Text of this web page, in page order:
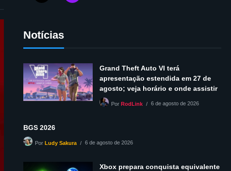
Notícias
Grand Theft Auto VI terá
apresentação estendida em 27 de
agosto; veja horário e onde assistir
PorRodLink 6 de agosto de 2026
BGS 2026
PorLudy Sakura 6 de agosto de 2026
Xbox prepara conquista equivalente